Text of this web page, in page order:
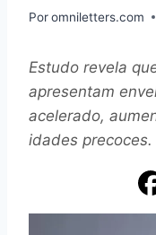
Poromniletters.com
Estudo revela
apresentam
acelerado,
idades precoces.